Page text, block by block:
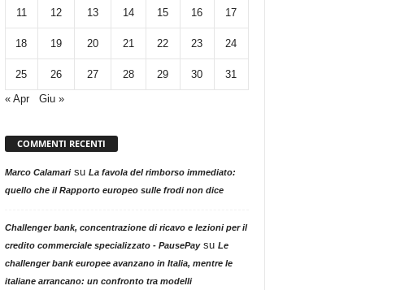
11 12 13 14 15 16 17
18 19 20 21 22 23 24
25 26 27 28 29 30
31
« Apr
Giu »
COMMENTI RECENTI
Marco Calamarisu La favola del rimborso immediato:
quello che il Rapporto europeo sulle frodi non dice
Challenger bank, concentrazione di ricavo e lezioni per il
credito commerciale specializzato - PausePaysu Le
challenger bank europee avanzano in Italia, mentre le
italiane arrancano: un confronto tra modelli